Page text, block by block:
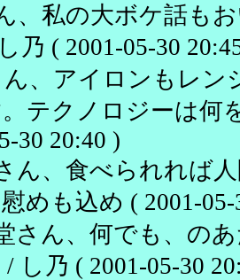
、私の大ボケ話も
乃 ( 2001-05-30
、アイロンもレン
テクノロジーは何
30 20:40 )
ん、食べられれば
めも込め ( 2001-05-
さん、何でも、の
/ し乃 ( 2001-05-30